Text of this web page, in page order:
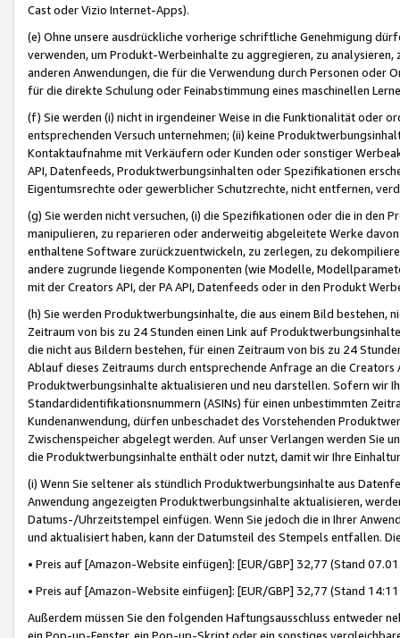
Cast oder Vizio Internet-Apps).
(e) Ohne unsere ausdrückliche vorherige schriftliche Genehmigung
verwenden, um Produkt-Werbeinhalte zu aggregieren, zu
anderen Anwendungen, die für die Verwendung durch Personen
für die direkte Schulung oder Feinabstimmung eines maschinellen
(f) Sie werden (i) nicht in irgendeiner Weise in die Funktionalität oder
entsprechenden Versuch unternehmen; (ii) keine
Kontaktaufnahme mit Verkäufern oder Kunden oder sonstiger
API, Datenfeeds, Produktwerbungsinhalten oder Spezifikationen
Eigentumsrechte oder gewerblicher Schutzrechte, nicht entfernen,
(g) Sie werden nicht versuchen, (i) die Spezifikationen oder die in
manipulieren, zu reparieren oder anderweitig abgeleitete Werke
enthaltene Software zurückzuentwickeln, zu zerlegen, zu
andere zugrunde liegende Komponenten (wie Modelle,
mit der Creators API, der PA API, Datenfeeds oder in den Produkt
(h) Sie werden Produktwerbungsinhalte, die aus einem Bild bestehen,
Zeitraum von bis zu 24 Stunden einen Link auf
die nicht aus Bildern bestehen, für einen Zeitraum von bis zu 24
Ablauf dieses Zeitraums durch entsprechende Anfrage an die
Produktwerbungsinhalte aktualisieren und neu darstellen. Sofern wir
Standardidentifikationsnummern (ASINs) für einen unbestimmten
Kundenanwendung, dürfen unbeschadet des Vorstehenden
Zwischenspeicher abgelegt werden. Auf unser Verlangen werden Sie
die Produktwerbungsinhalte enthält oder nutzt, damit wir Ihre
(i) Wenn Sie seltener als stündlich Produktwerbungsinhalte aus
Anwendung angezeigten Produktwerbungsinhalte aktualisieren,
Datums-/Uhrzeitstempel einfügen. Wenn Sie jedoch die in Ihrer
und aktualisiert haben, kann der Datumsteil des Stempels entfallen.
• Preis auf [Amazon-Website einfügen]: [EUR/GBP] 32,77 (Stand
• Preis auf [Amazon-Website einfügen]: [EUR/GBP] 32,77 (Stand
Außerdem müssen Sie den folgenden Haftungsausschluss entweder
ein Pop-up-Fenster, ein Pop-up-Skript oder ein sonstiges